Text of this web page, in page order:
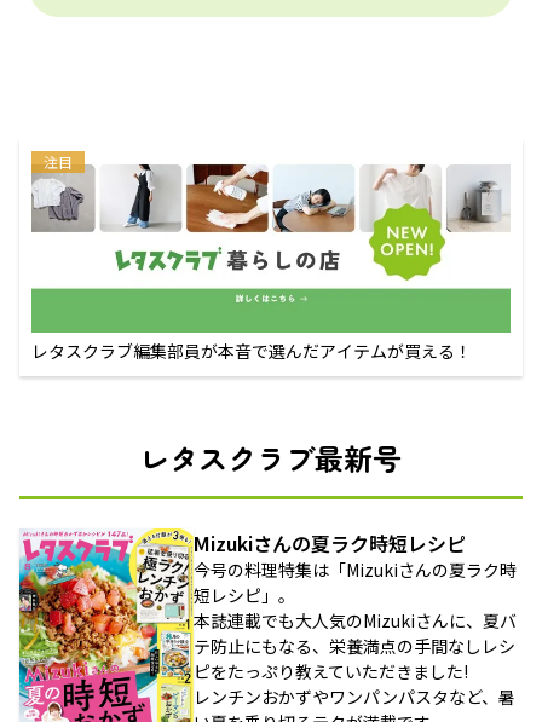
注目
レタスクラブ編集部員が本音で選んだアイテムが買える！
レタスクラブ最新号
Mizukiさんの夏ラク時短レシピ
今号の料理特集は「Mizukiさんの夏ラク時
短レシピ」。
本誌連載でも大人気のMizukiさんに、夏バ
テ防止にもなる、栄養満点の手間なしレシ
ピをたっぷり教えていただきました!
レンチンおかずやワンパンパスタなど、暑